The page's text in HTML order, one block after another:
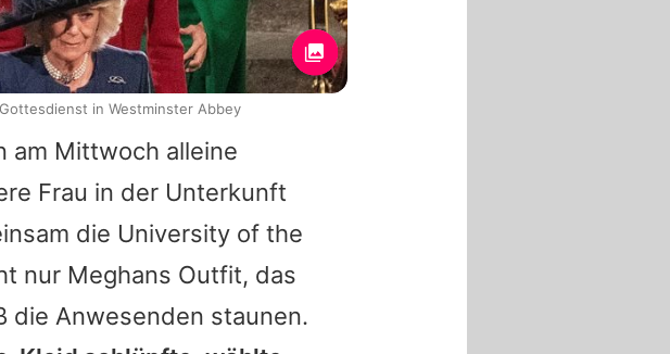
am Mittwoch alleine
Frau in der Unterkunft
die University of the
nur Meghans Outfit, das
die Anwesenden staunen.
in Westminster Abbey